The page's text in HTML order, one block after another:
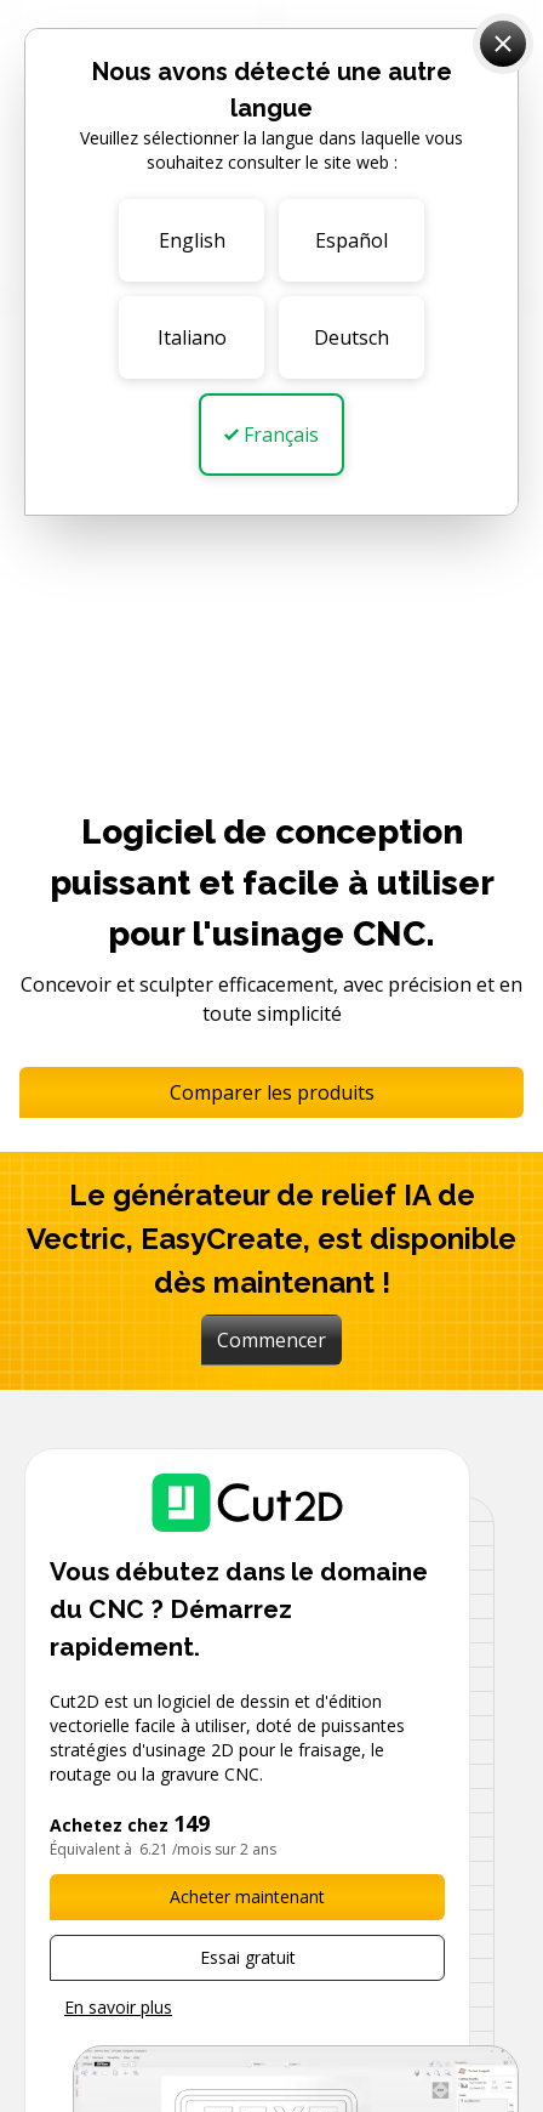
Logiciel de conception
puissant et facile à utiliser
pour l'usinage CNC.
Concevoir et sculpter efficacement, avec précision et en
toute simplicité
Comparer les produits
Le générateur de relief IA de
Vectric, EasyCreate, est disponible
dès maintenant !
Commencer
Vous débutez dans le domaine
du CNC ? Démarrez
rapidement.
Cut2D est un logiciel de dessin et d'édition
vectorielle facile à utiliser, doté de puissantes
stratégies d'usinage 2D pour le fraisage, le
routage ou la gravure CNC.
Achetez chez 149
Équivalent à 6.21 /mois sur 2 ans
Acheter maintenant
Essai gratuit
En savoir plus
Nous avons détecté une autre
langue
Veuillez sélectionner la langue dans laquelle vous
souhaitez consulter le site web :
English Español
Italiano Deutsch
Français